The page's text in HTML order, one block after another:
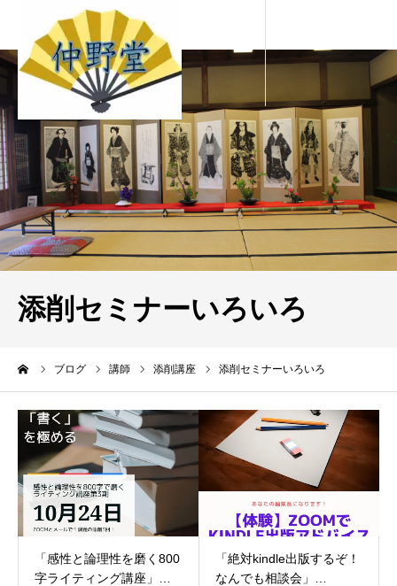
添削セミナーいろいろ
ブログ 講師 添削講座 添削セミナーいろいろ
「感性と論理性を磨く800
字ライティング講座」…
「絶対kindle出版するぞ！
なんでも相談会」…